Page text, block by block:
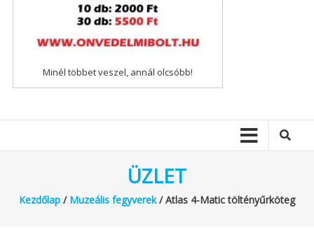
Minél többet veszel, annál olcsóbb!
ÜZLET
Kezdőlap/ Muzeális fegyverek/ Atlas 4-Matic töltényűrköteg